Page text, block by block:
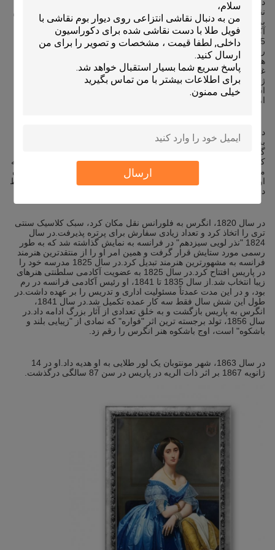
ارسال
نقاش پرتره مقامات و شخصیت های ناپلئونی شد.در سال 1811، انگرس
برای شرکت در بازسازی کاخ کویرینال دعوت شد، رومولوس، فاتح
آکرون و رویای اوسین را خلق کرد.این دوره از رونق نسبی در سال
1815 با سقوط امپراتوری ناپلئون و خروج فرانسه از رم به پایان
رسید.انگرس از این کار ناامید شد و به گردشگران متوسل شد که پرتره
های کوچکی خلق می کردند.ویژگی‌های این نقاشی‌ها کنترل تقریباً
غیرعادی انگرس بر خط را نشان می‌دهد که شخصیت مدل را از طریق
ژست‌ها و حرکات فیگورها آشکار می‌کند و تصویر دقیق و چشمگیر
است.اگرچه این پرتره‌ها به تحسین‌برانگیزترین سریال انگر تبدیل شدند،
اما خود او آنها را به‌عنوان یک هوج‌پج رد کرد.
به نمایش گذاشت، این نقاشی به شدت مورد حمله منتقدان قرار
گرفت.آنها انگرس را به خاطر تضعیف شکل و تحریف برهنه زن مسخره
کردند.زمانی یکی از منتقدان به شوخی گفت که زن در نقاشی دارای سه
مهره بیش از حد است و باسن و بازوی راست لاستیکی و بدون استخوان
او که به شدت در حال انبساط است، حضوری را تشکیل می دهد که فقط
در تخیل اروتیک هنرمند وجود دارد.
در سال 1820، انگرس به فلورانس نقل مکان کرد، سبک کلاسیک سنتی
تری را اتخاذ کرد و تعداد زیادی سفارش برای پرتره پذیرفت.در سال
1824 "نذر لویی سیزدهم" در فرانسه به نمایش گذاشته شد که به طور
رسمی مورد ستایش قرار گرفت و همین امر او را از منتقدترین هنرمند
فرانسه به مشهورترین هنرمند تبدیل کرد.در سال 1825 مدرسه خود را
در پاریس افتتاح کرد.در سال 1825 به عضویت آکادمی سلطنتی هنرهای
زیبا انتخاب شد.از سال 1835 تا 1841، او رئیس آکادمی فرانسه در رم
بود، و در این مدت عمدتاً مسئولیت اداری و تدریس را بر عهده داشت.در
طول این شش سال فقط سه کار عمده تکمیل شد.در سال 1841،
انگرس به پاریس بازگشت و به خلق تعدادی از آثار بزرگ ادامه داد.در
سال 1856، تولد برجسته ترین اثر "فواره" که نمادی از "زیبایی بلند و
باشکوه" است، اوج باشکوه هنر انگرس را رقم زد.
در سال 1863، شهر مونتوبان یک لور طلایی به او هدیه داد.او در 14
ژانویه 1867 بر اثر ذات الریه در پاریس در سن 87 سالگی درگذشت.